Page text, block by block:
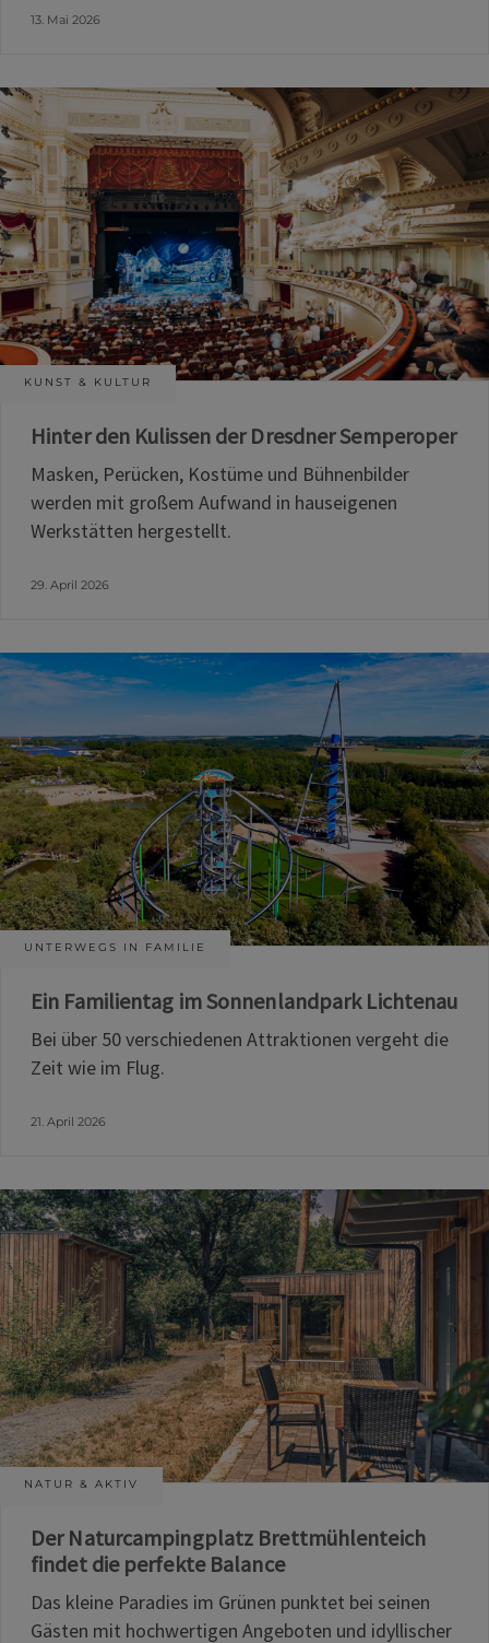
13. Mai 2026
KUNST & KULTUR
Hinter den Kulissen der Dresdner Semperoper
Masken, Perücken, Kostüme und Bühnenbilder
werden mit großem Aufwand in hauseigenen
Werkstätten hergestellt.
29. April 2026
UNTERWEGS IN FAMILIE
Ein Familientag im Sonnenlandpark Lichtenau
Bei über 50 verschiedenen Attraktionen vergeht die
Zeit wie im Flug.
21. April 2026
NATUR & AKTIV
Der Naturcampingplatz Brettmühlenteich
findet die perfekte Balance
Das kleine Paradies im Grünen punktet bei seinen
Gästen mit hochwertigen Angeboten und idyllischer